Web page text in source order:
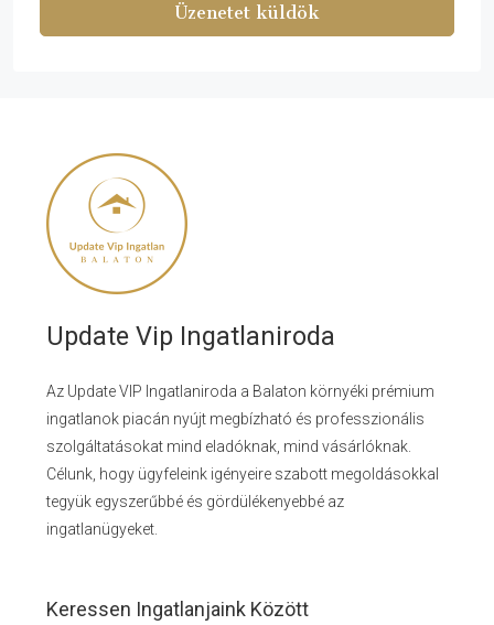
Üzenetet küldök
Update Vip Ingatlaniroda
Az Update VIP Ingatlaniroda a Balaton környéki prémium
ingatlanok piacán nyújt megbízható és professzionális
szolgáltatásokat mind eladóknak, mind vásárlóknak.
Célunk, hogy ügyfeleink igényeire szabott megoldásokkal
tegyük egyszerűbbé és gördülékenyebbé az
ingatlanügyeket.
Keressen Ingatlanjaink Között